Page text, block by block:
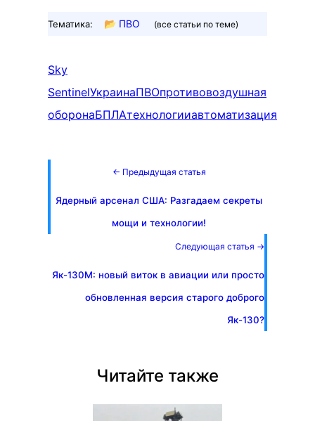
Тематика: 📂 ПВО (все статьи по теме)
Sky
SentinelУкраинаПВОпротивовоздушная
оборонаБПЛАтехнологииавтоматизация
← Предыдущая статья
Ядерный арсенал США: Разгадаем секреты
мощи и технологии!
Следующая статья →
Як-130М: новый виток в авиации или просто
обновленная версия старого доброго
Як-130?
Читайте также